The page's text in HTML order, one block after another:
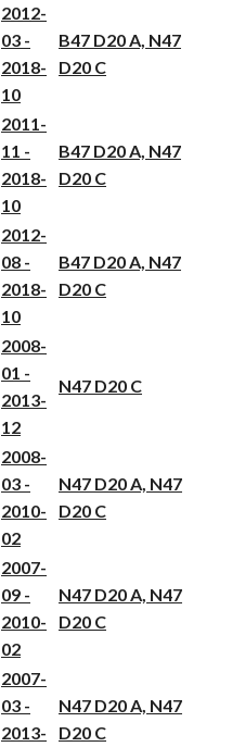
2012-
03 -
2018-
10
B47 D20 A, N47
D20 C
2011-
11 -
2018-
10
B47 D20 A, N47
D20 C
2012-
08 -
2018-
10
B47 D20 A, N47
D20 C
2008-
01 -
2013-
12
N47 D20 C
2008-
03 -
2010-
02
N47 D20 A, N47
D20 C
2007-
09 -
2010-
02
N47 D20 A, N47
D20 C
2007-
03 -
2013-
N47 D20 A, N47
D20 C